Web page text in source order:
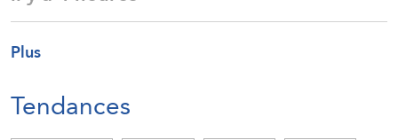
Plus
Tendances